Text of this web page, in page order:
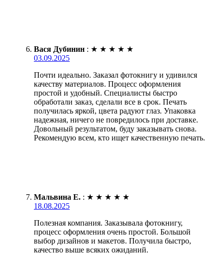
Вася Дубинин : ★ ★ ★ ★ ★
03.09.2025
Почти идеально. Заказал фотокнигу и удивился
качеству материалов. Процесс оформления
простой и удобный. Специалисты быстро
обработали заказ, сделали все в срок. Печать
получилась яркой, цвета радуют глаз. Упаковка
надежная, ничего не повредилось при доставке.
Довольный результатом, буду заказывать снова.
Рекомендую всем, кто ищет качественную печать.
Мальвина Е. : ★ ★ ★ ★ ★
18.08.2025
Полезная компания. Заказывала фотокнигу,
процесс оформления очень простой. Большой
выбор дизайнов и макетов. Получила быстро,
качество выше всяких ожиданий.